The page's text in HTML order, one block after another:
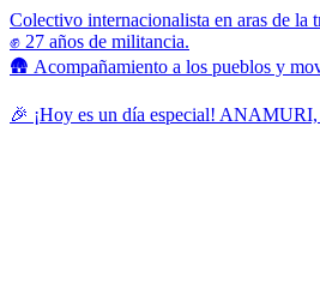
Colectivo internacionalista en aras de la
✊ 27 años de militancia.
🛖 Acompañamiento a los pueblos y
🎉 ¡Hoy es un día especial!